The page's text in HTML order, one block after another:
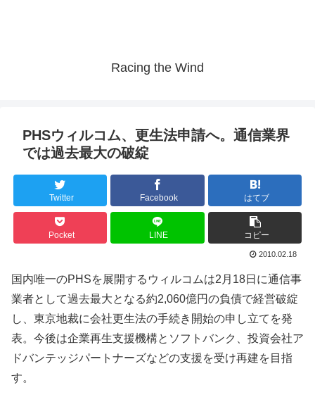
Racing the Wind
PHSウィルコム、更生法申請へ。通信業界
では過去最大の破綻
Twitter Facebook はてブ
Pocket LINE コピー
2010.02.18
国内唯一のPHSを展開するウィルコムは2月18日に通信事
業者として過去最大となる約2,060億円の負債で経営破綻
し、東京地裁に会社更生法の手続き開始の申し立てを発
表。今後は企業再生支援機構とソフトバンク、投資会社ア
ドバンテッジパートナーズなどの支援を受け再建を目指
す。